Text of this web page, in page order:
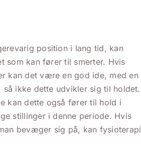
position i lang tid, kan
som kan fører til smerter. Hvis
kan det være en god ide, med en
ikke dette udvikler sig til holdet.
kan dette også fører til hold i
stillinger i denne periode. Hvis
bevæger sig på, kan fysioterapi